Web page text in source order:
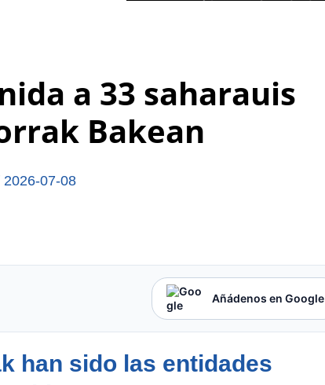
a 33 saharauis
Bakean
2026-07-08
Añádenos en Google
han sido las entidades